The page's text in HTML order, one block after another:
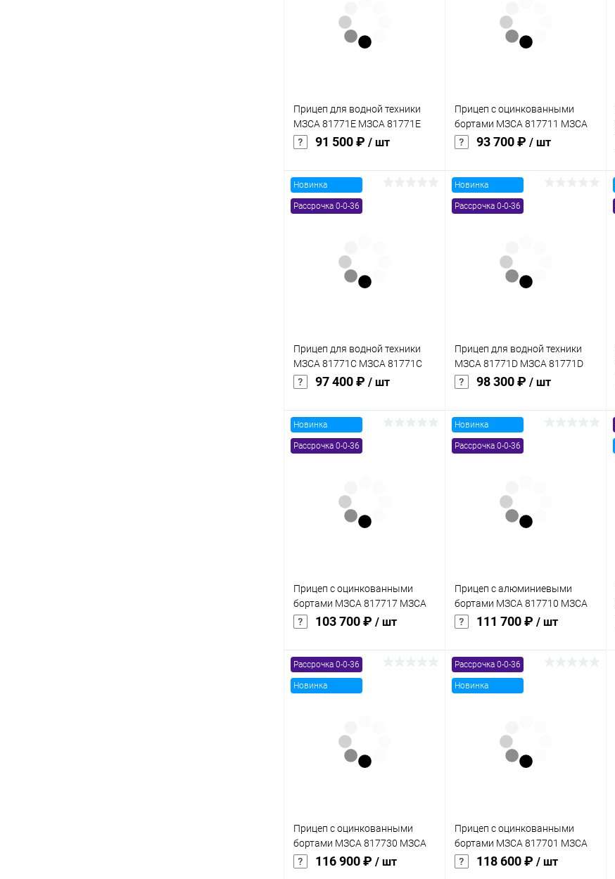
В избранное В избранное
Прицеп для водной техники
МЗСА 81771E МЗСА 81771E
101
91 500 ₽ / шт
В корзину
В избранное
Прицеп с оцинкованными
бортами МЗСА 817711 МЗСА
817711 022
93 700 ₽ / шт
В корзину
В избранное
Новинка
Рассрочка 0-0-36
Прицеп для водной техники
МЗСА 81771C МЗСА 81771C
103
97 400 ₽ / шт
В корзину
В избранное
Новинка
Рассрочка 0-0-36
Прицеп для водной техники
МЗСА 81771D МЗСА 81771D
103
98 300 ₽ / шт
В корзину
В избранное
Новинка
Рассрочка 0-0-36
Прицеп с оцинкованными
бортами МЗСА 817717 МЗСА
817717 022
103 700 ₽ / шт
В корзину
В избранное
Новинка
Рассрочка 0-0-36
Прицеп с алюминиевыми
бортами МЗСА 817710 МЗСА
817710 034
111 700 ₽ / шт
В корзину
В избранное
Рассрочка 0-0-36
Новинка
Прицеп с оцинкованными
бортами МЗСА 817730 МЗСА
817730 022
116 900 ₽ / шт
Рассрочка 0-0-36
Новинка
Прицеп с оцинкованными
бортами МЗСА 817701 МЗСА
817701 026
118 600 ₽ / шт